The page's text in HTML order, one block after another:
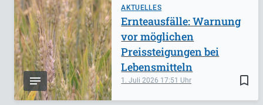
AKTUELLES
bookmark_border
1. Juli 2026 17:51
Ernteausfälle: Warnung
vor möglichen
Preissteigungen bei
Lebensmitteln